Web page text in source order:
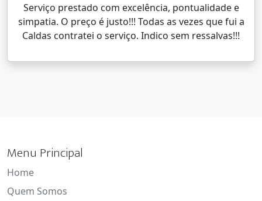
Serviço prestado com excelência, pontualidade e
simpatia. O preço é justo!!! Todas as vezes que fui a
Caldas contratei o serviço. Indico sem ressalvas!!!
Menu Principal
Home
Quem Somos